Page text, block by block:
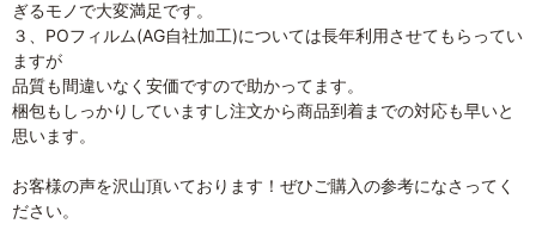
ぎるモノで大変満足です。
３、POフィルム(AG自社加工)については長年利用させてもらってい
ますが
品質も間違いなく安価ですので助かってます。
梱包もしっかりしていますし注文から商品到着までの対応も早いと
思います。
お客様の声を沢山頂いております！ぜひご購入の参考になさってく
ださい。